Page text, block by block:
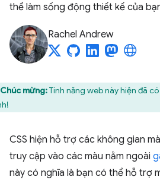
thể làm sống động thiết kế của
Rachel Andrew
Chúc mừng:Tính năng web này hiện đã
CSS hiện hỗ trợ các không gian
truy cập vào các màu nằm ngoài
này có nghĩa là bạn có thể hỗ trợ